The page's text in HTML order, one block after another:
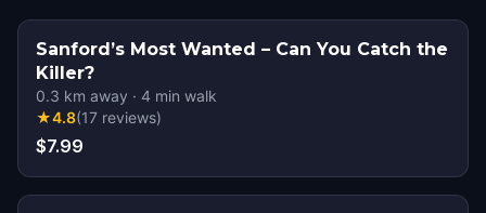
Sanford’s Most Wanted – Can You Catch the
Killer?
0.3 km away · 4 min walk
★4.8(17 reviews)
$7.99